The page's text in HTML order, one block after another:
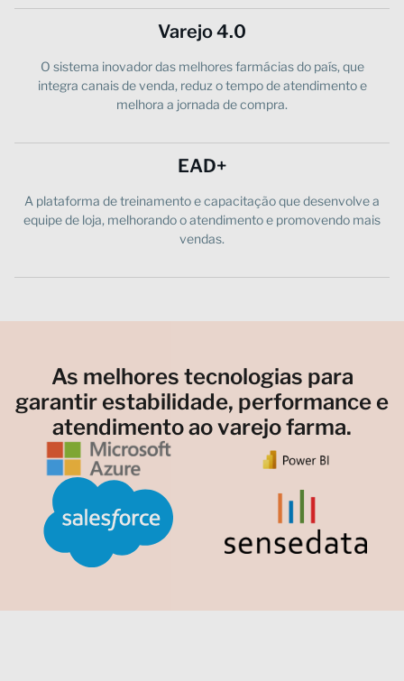
Varejo 4.0
O sistema inovador das melhores farmácias do país, que
integra canais de venda, reduz o tempo de atendimento e
melhora a jornada de compra.
EAD+
A plataforma de treinamento e capacitação que desenvolve a
equipe de loja, melhorando o atendimento e promovendo mais
vendas.
As melhores tecnologias para
garantir estabilidade, performance e
atendimento ao varejo farma.